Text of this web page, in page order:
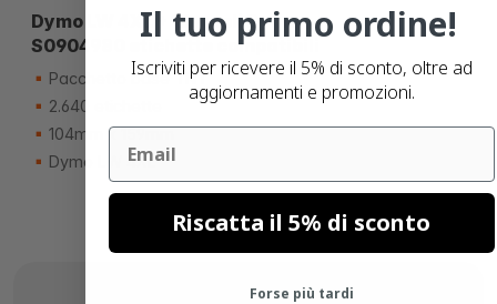
Dymo LW 4XL + 12 rotoli Dymo
S0904980 etichette compatibili
Pacchetto base TNT
2.640 etichette
104mm x 159mm
Dymo LW 4XL
Il tuo primo ordine!
Iscriviti per ricevere il 5% di sconto, oltre ad
aggiornamenti e promozioni.
Email
Riscatta il 5% di sconto
Forse più tardi